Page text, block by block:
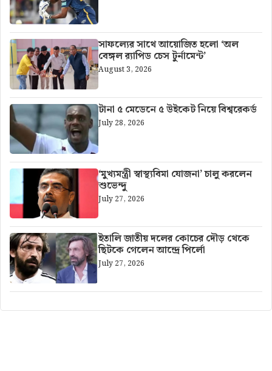
সাফল্যের সাথে আয়োজিত হলো ‘অল
বেঙ্গল র‍্যাপিড চেস টুর্নামেন্ট’
August 3, 2026
টানা ৫ মেডেনে ৫ উইকেট নিয়ে বিশ্বরেকর্ড
July 28, 2026
‘মুখ্যমন্ত্রী স্বাস্থ্যবিমা যোজনা’ চালু করলেন
শুভেন্দু
July 27, 2026
ইতালি জাতীয় দলের কোচের দৌড় থেকে
ছিটকে গেলেন আন্দ্রে পির্লো
July 27, 2026